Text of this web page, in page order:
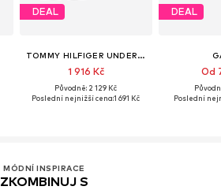
DEAL
TOMMY HILFIGER UNDERWEAR
1 916 Kč
Původně: 2 129 Kč
Poslední nejnižší cena:1 691 Kč
DEAL
Od
Poslední
MÓDNÍ INSPIRACE
ZKOMBINUJ S